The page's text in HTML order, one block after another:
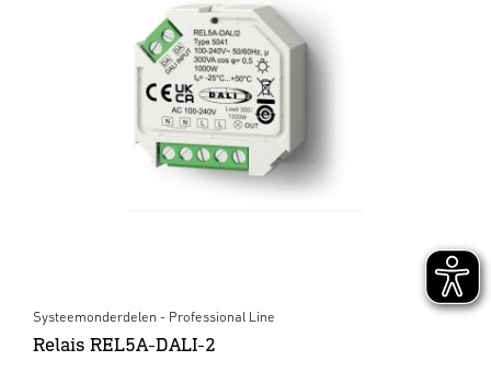
Systeemonderdelen - Professional Line
Relais REL5A-DALI-2